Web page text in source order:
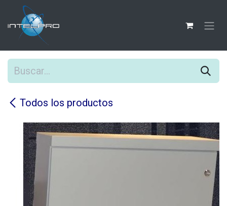
Ir al contenido
Todos los productos